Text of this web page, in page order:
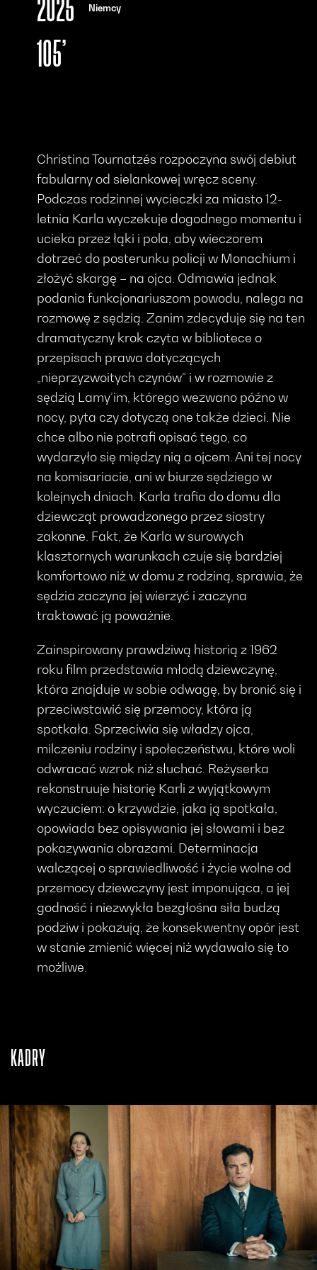
Niemcy
2025
105’
Christina Tournatzés rozpoczyna swój debiut
fabularny od sielankowej wręcz sceny.
Podczas rodzinnej wycieczki za miasto 12-
letnia Karla wyczekuje dogodnego momentu i
ucieka przez łąki i pola, aby wieczorem
dotrzeć do posterunku policji w Monachium i
złożyć skargę – na ojca. Odmawia jednak
podania funkcjonariuszom powodu, nalega na
rozmowę z sędzią. Zanim zdecyduje się na ten
dramatyczny krok czyta w bibliotece o
przepisach prawa dotyczących
„nieprzyzwoitych czynów” i w rozmowie z
sędzią Lamy’im, którego wezwano późno w
nocy, pyta czy dotyczą one także dzieci. Nie
chce albo nie potrafi opisać tego, co
wydarzyło się między nią a ojcem. Ani tej nocy
na komisariacie, ani w biurze sędziego w
kolejnych dniach. Karla trafia do domu dla
dziewcząt prowadzonego przez siostry
zakonne. Fakt, że Karla w surowych
klasztornych warunkach czuje się bardziej
komfortowo niż w domu z rodziną, sprawia, że
sędzia zaczyna jej wierzyć i zaczyna
traktować ją poważnie.
Zainspirowany prawdziwą historią z 1962
roku film przedstawia młodą dziewczynę,
która znajduje w sobie odwagę, by bronić się i
przeciwstawić się przemocy, która ją
spotkała. Sprzeciwia się władzy ojca,
milczeniu rodziny i społeczeństwu, które woli
odwracać wzrok niż słuchać. Reżyserka
rekonstruuje historię Karli z wyjątkowym
wyczuciem: o krzywdzie, jaka ją spotkała,
opowiada bez opisywania jej słowami i bez
pokazywania obrazami. Determinacja
walczącej o sprawiedliwość i życie wolne od
przemocy dziewczyny jest imponująca, a jej
godność i niezwykła bezgłośna siła budzą
podziw i pokazują, że konsekwentny opór jest
w stanie zmienić więcej niż wydawało się to
możliwe.
KADRY